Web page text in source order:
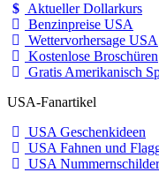
Aktueller Dollarkurs
Benzinpreise USA
Wettervorhersage USA
Kostenlose Broschüren
Gratis Amerikanisch
USA-Fanartikel
USA Geschenkideen
USA Fahnen und
USA Nummernschilder